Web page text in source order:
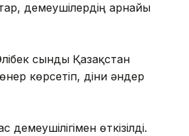
демеушілердің арнайы
сынды Қазақстан
көрсетіп, діни әндер
өткізілді.